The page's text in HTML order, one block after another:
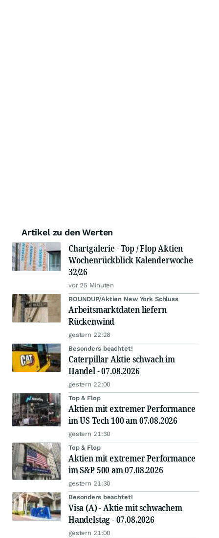
Artikel zu den Werten
Chartgalerie - Top / Flop Aktien
Wochenrückblick Kalenderwoche
32/26
vor 25 Minuten
ROUNDUP/Aktien New York Schluss
Arbeitsmarktdaten liefern
Rückenwind
gestern 22:28
Besonders beachtet!
Caterpillar Aktie schwach im
Handel - 07.08.2026
gestern 22:00
Top & Flop
Aktien mit extremer Performance
im US Tech 100 am 07.08.2026
gestern 21:30
Top & Flop
Aktien mit extremer Performance
im S&P 500 am 07.08.2026
gestern 21:30
Besonders beachtet!
Visa (A) - Aktie mit schwachem
Handelstag - 07.08.2026
gestern 21:00